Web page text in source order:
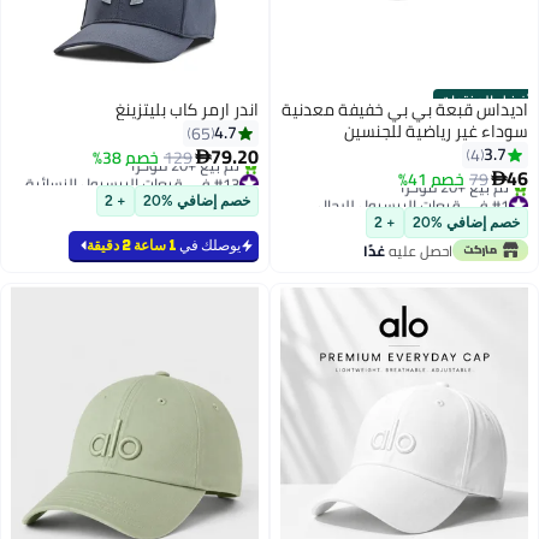
أفضل المنتجات
اديداس قبعة بي بي خفيفة معدنية
سوداء غير رياضية للجنسين
3.7
4
46
79 خصم 41%
#1 في قبعات البيسبول للرجال
باقي 2 وحدات في المخزون
تم بيع +20 مؤخرًا
#1 في قبعات البيسبول للرجال
خصم إضافي %20 + 2
احصل عليهغدًا
5
اندر ارمر كاب بليتزينغ
4.7
65
79.20
129 خصم 38%
#13 في قبعات البيسبول النسائية
بتخلّص بسرعة
تم بيع +20 مؤخرًا
#13 في قبعات البيسبول النسائية
خصم إضافي %20 + 2
يوصلك في 1 ساعة 2 دقيقة